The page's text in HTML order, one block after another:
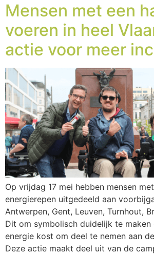
Mensen met een
voeren in heel
actie voor meer
Op vrijdag 17 mei hebben mensen
energierepen uitgedeeld aan
Antwerpen, Gent, Leuven, Turnhout,
Dit om symbolisch duidelijk te maken
energie kost om deel te nemen aan
Deze actie maakt deel uit van de